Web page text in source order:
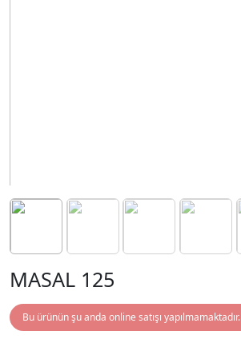
MASAL 125
Bu ürünün şu anda online satışı yapılmamaktadır.